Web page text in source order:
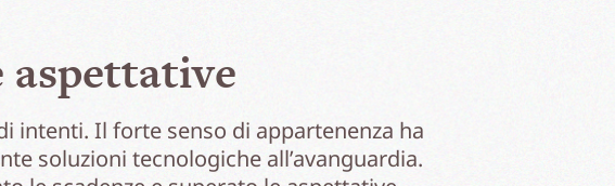
aspettative
intenti. Il forte senso di appartenenza ha
soluzioni tecnologiche all’avanguardia.